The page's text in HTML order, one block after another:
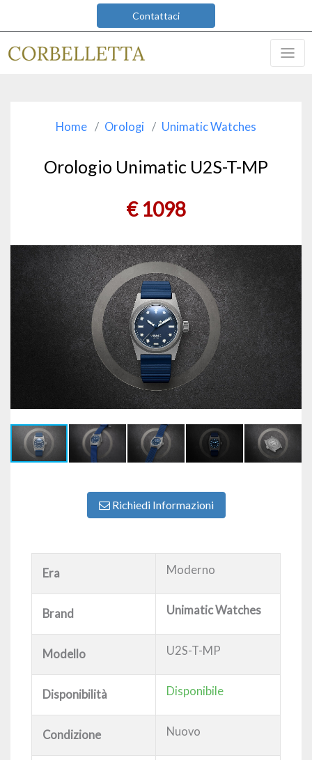
Contattaci
Home Orologi Unimatic Watches
Orologio Unimatic U2S-T-MP
€1098
Richiedi Informazioni
Era Moderno
Brand Unimatic Watches
Modello U2S-T-MP
Disponibilità Disponibile
Condizione Nuovo